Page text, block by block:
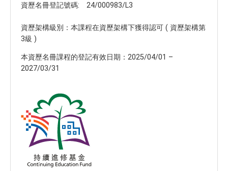
資歷名冊登記號碼: 24/000983/L3
資歷架構級別：本課程在資歷架構下獲得認可 ( 資歷架構第
3級 )
本資歷名冊課程的登記有效日期：2025/04/01 –
2027/03/31